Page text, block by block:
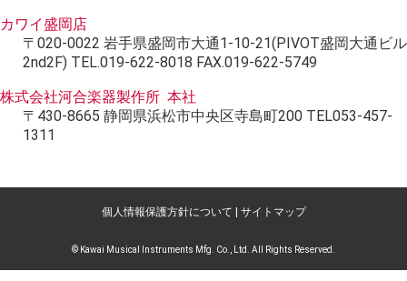
カワイ盛岡店
〒020-0022 岩手県盛岡市大通1-10-21(PIVOT盛岡大通ビル
2nd2F) TEL.019-622-8018 FAX.019-622-5749
株式会社河合楽器製作所 本社
〒430-8665 静岡県浜松市中央区寺島町200 TEL053-457-
1311
個人情報保護方針について サイトマップ
© Kawai Musical Instruments Mfg. Co., Ltd. All Rights Reserved.